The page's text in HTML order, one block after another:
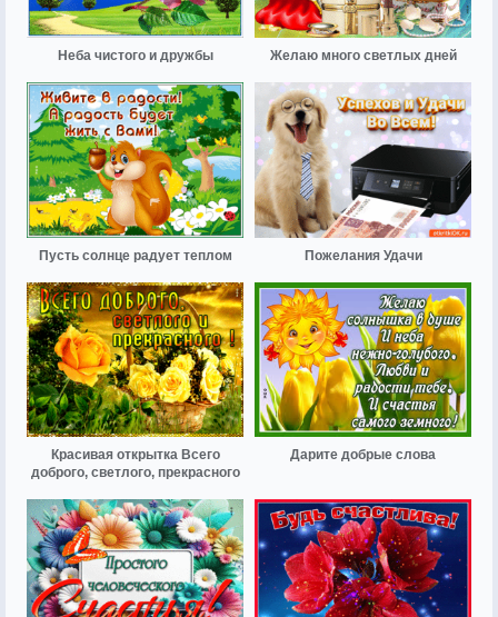
Неба чистого и дружбы Желаю много светлых дней
Пусть солнце радует теплом Пожелания Удачи
Красивая открытка Всего
доброго, светлого, прекрасного
Дарите добрые слова